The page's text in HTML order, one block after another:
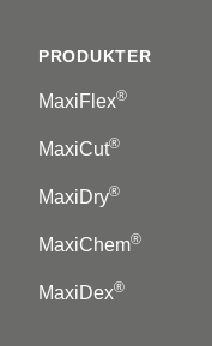
PRODUKTER
MaxiFlex®
MaxiCut®
MaxiDry®
MaxiChem®
MaxiDex®